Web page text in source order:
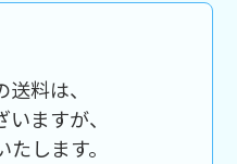
料は、
ますが、
します。